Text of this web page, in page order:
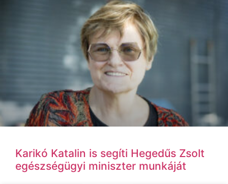
Karikó Katalin is segíti Hegedűs Zsolt
egészségügyi miniszter munkáját